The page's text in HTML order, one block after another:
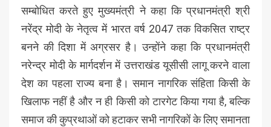
सम्बोधित करते हुए मुख्यमंत्री ने कहा कि प्रधानमंत्री श्री
नरेंद्र मोदी के नेतृत्व में भारत वर्ष 2047 तक विकसित राष्ट्र
बनने की दिशा में अग्रसर है। उन्होंने कहा कि प्रधानमंत्री
नरेन्द्र मोदी के मार्गदर्शन में उत्तराखंड यूसीसी लागू करने वाला
देश का पहला राज्य बना है। समान नागरिक संहिता किसी के
खिलाफ नहीं है और न ही किसी को टारगेट किया गया है, बल्कि
समाज की कुप्रथाओं को हटाकर सभी नागरिकों के लिए समानता